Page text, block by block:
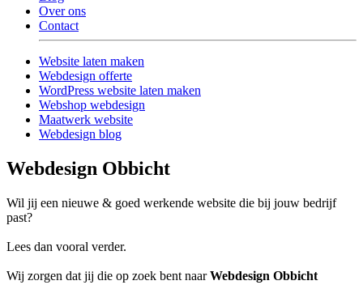
Over ons
Contact
Website laten maken
Webdesign offerte
WordPress website laten maken
Webshop webdesign
Maatwerk website
Webdesign blog
Webdesign Obbicht
Wil jij een nieuwe & goed werkende website die bij jouw bedrijf
past?
Lees dan vooral verder.
Wij zorgen dat jij die op zoek bent naarWebdesign Obbicht